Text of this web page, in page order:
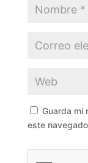
Guarda mi
este